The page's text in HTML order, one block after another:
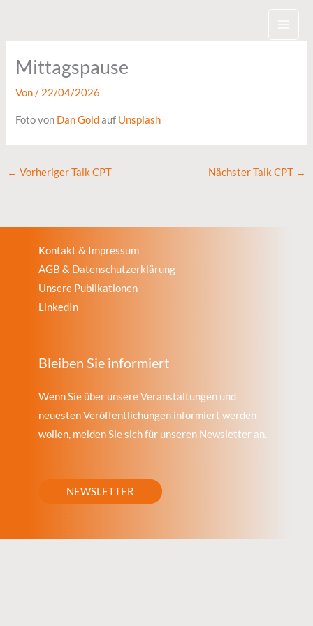
Mittagspause
Von/ 22/04/2026
Foto von Dan Goldauf Unsplash
← Vorheriger Talk CPT Nächster Talk CPT →
Kontakt & Impressum
AGB & Datenschutzerklärung
Unsere Publikationen
LinkedIn
Bleiben Sie informiert
Wenn Sie über unsere Veranstaltungen und
neuesten Veröffentlichungen informiert werden
wollen, melden Sie sich für unseren Newsletter an.
NEWSLETTER